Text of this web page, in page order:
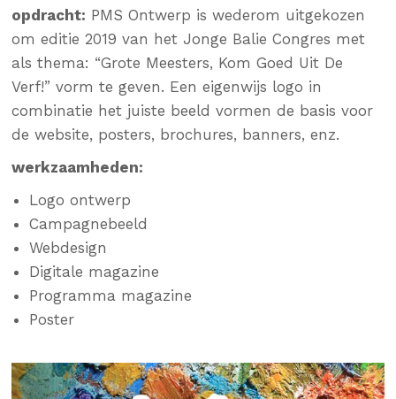
opdracht: PMS Ontwerp is wederom uitgekozen
om editie 2019 van het Jonge Balie Congres met
als thema: “Grote Meesters, Kom Goed Uit De
Verf!” vorm te geven. Een eigenwijs logo in
combinatie het juiste beeld vormen de basis voor
de website, posters, brochures, banners, enz.
werkzaamheden:
Logo ontwerp
Campagnebeeld
Webdesign
Digitale magazine
Programma magazine
Poster